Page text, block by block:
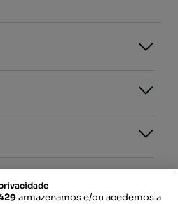
armazenamos e/ou acedemos a